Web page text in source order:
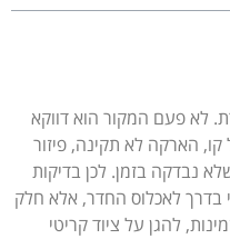
לא פעם המקור הוא דווקא
הארקה לא תקינה, פיזור
נבדקה בזמן. לכן בדיקות
בדרך לאכלוס החדר, אלא חלק
להגן על ציוד קריטי